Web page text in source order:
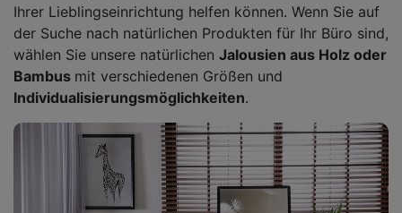
Ihrer Lieblingseinrichtung helfen können. Wenn Sie auf
der Suche nach natürlichen Produkten für Ihr Büro sind,
wählen Sie unsere natürlichen Jalousien aus Holz oder
Bambus mit verschiedenen Größen und
Individualisierungsmöglichkeiten.